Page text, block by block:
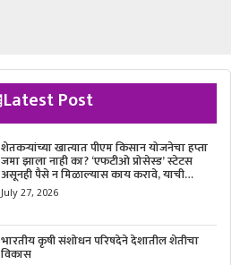
Latest Post
शेतकऱ्यांच्या खात्यात पीएम किसान योजनेचा हप्ता
जमा झाला नाही का? ‘एफटीओ प्रोसेस्ड’ स्टेटस
असूनही पैसे न मिळाल्यास काय करावे, याची
सविस्तर माहिती जाणून घ्या.
July 27, 2026
भारतीय कृषी संशोधन परिषदेने देशातील शेतीचा
विकास